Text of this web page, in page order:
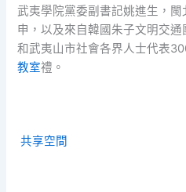
武夷學院黨委副書記姚進生，
申，以及來自韓國朱子文明交
和武夷山市社會各界人士代表
教室禮。
共享空間